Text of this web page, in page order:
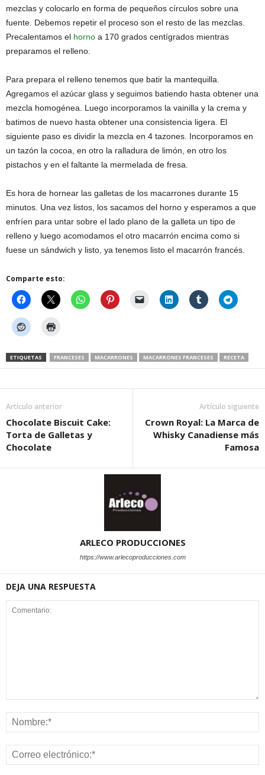
mezclas y colocarlo en forma de pequeños círculos sobre una
fuente. Debemos repetir el proceso son el resto de las mezclas.
Precalentamos el horno a 170 grados centígrados mientras
preparamos el relleno.
Para prepara el relleno tenemos que batir la mantequilla.
Agregamos el azúcar glass y seguimos batiendo hasta obtener una
mezcla homogénea. Luego incorporamos la vainilla y la crema y
batimos de nuevo hasta obtener una consistencia ligera. El
siguiente paso es dividir la mezcla en 4 tazones. Incorporamos en
un tazón la cocoa, en otro la ralladura de limón, en otro los
pistachos y en el faltante la mermelada de fresa.
Es hora de hornear las galletas de los macarrones durante 15
minutos. Una vez listos, los sacamos del horno y esperamos a que
enfríen para untar sobre el lado plano de la galleta un tipo de
relleno y luego acomodamos el otro macarrón encima como si
fuese un sándwich y listo, ya tenemos listo el macarrón francés.
Comparte esto:
ETIQUETAS FRANCESES MACARRONES MACARRONES FRANCESES RECETA
Artículo anterior
Chocolate Biscuit Cake:
Torta de Galletas y
Chocolate
Artículo siguiente
Crown Royal: La Marca de
Whisky Canadiense más
Famosa
ARLECO PRODUCCIONES
https://www.arlecoproducciones.com
DEJA UNA RESPUESTA